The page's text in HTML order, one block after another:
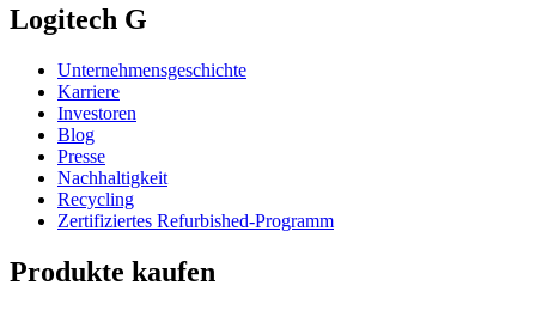
Logitech G
Unternehmensgeschichte
Karriere
Investoren
Blog
Presse
Nachhaltigkeit
Recycling
Zertifiziertes Refurbished-Programm
Produkte kaufen